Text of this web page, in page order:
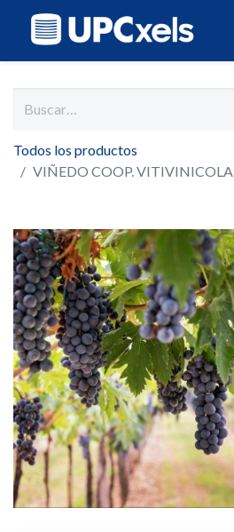
Todos los productos
VIÑEDO COOP.